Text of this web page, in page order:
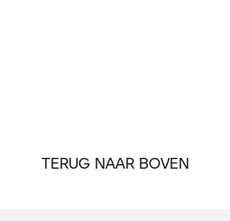
TERUG NAAR BOVEN